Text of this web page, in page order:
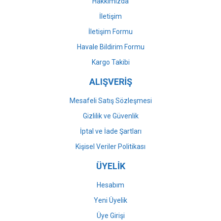
Gönder
İletişim
İletişim Formu
Havale Bildirim Formu
Kargo Takibi
ALIŞVERİŞ
Mesafeli Satış Sözleşmesi
Gizlilik ve Güvenlik
İptal ve İade Şartları
Kişisel Veriler Politikası
ÜYELİK
Hesabım
Yeni Üyelik
Üye Girişi